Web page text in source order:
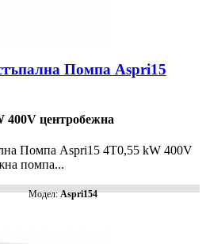
Помпа Aspri15
400V центробежна
Помпа Aspri15 4T0,55 kW 400V
помпа...
Модел:Aspri154